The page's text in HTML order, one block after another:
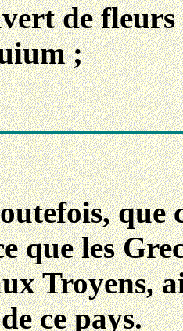
de fleurs
;
que
que les
Troyens,
ce pays.